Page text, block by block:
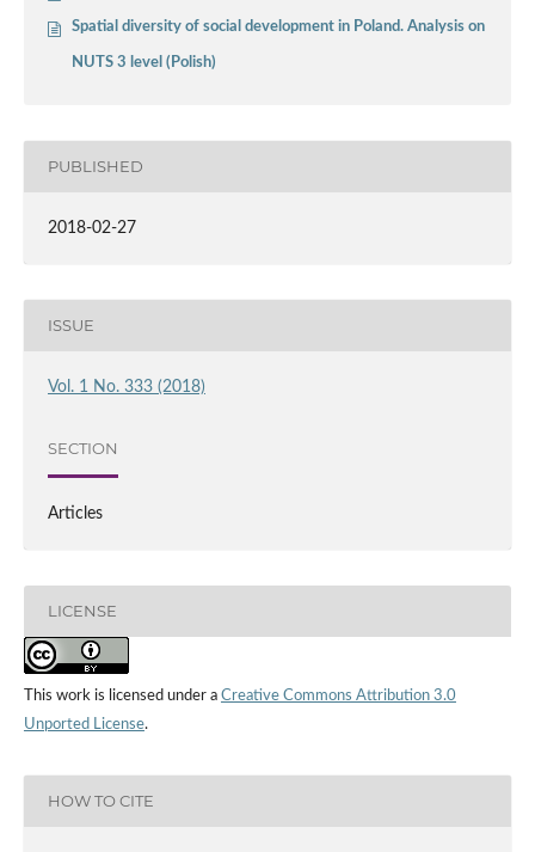
Spatial diversity of social development in Poland. Analysis on
NUTS 3 level (Polish)
PUBLISHED
2018-02-27
ISSUE
Vol. 1 No. 333 (2018)
SECTION
Articles
LICENSE
This work is licensed under a Creative Commons Attribution 3.0
Unported License.
HOW TO CITE